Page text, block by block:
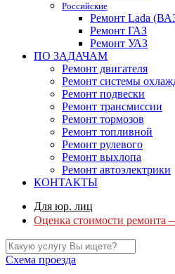
Российские
Ремонт Lada
Ремонт ГАЗ
Ремонт УАЗ
ПО ЗАДАЧАМ
Ремонт двигателя
Ремонт системы
Ремонт подвески
Ремонт трансмиссии
Ремонт тормозов
Ремонт топливной
Ремонт рулевого
Ремонт выхлопа
Ремонт автоэлектрики
КОНТАКТЫ
Для юр. лиц
Оценка стоимости ремонта
Схема проезда